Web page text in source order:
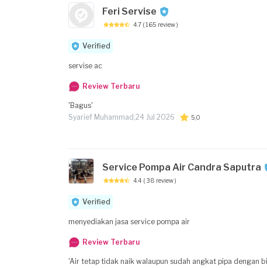
Feri Servise
4.7 ( 165 review )
Verified
servise ac
Review Terbaru
'Bagus'
Syarief Muhammad,24 Jul 2026 5,0
Service Pompa Air Candra Saputra
4.4 ( 38 review )
Verified
menyediakan jasa service pompa air
Review Terbaru
'Air tetap tidak naik walaupun sudah angkat pipa dengan